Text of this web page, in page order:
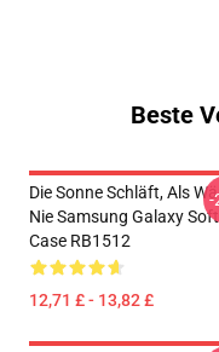
Beste
Die Sonne Schläft, Als
Nie Samsung Galaxy Soft
Case RB1512
12,71 £ - 13,82 £
-